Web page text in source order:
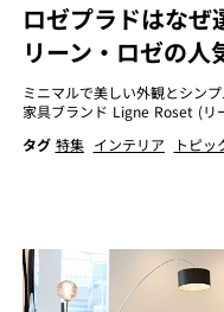
ロゼプラドはなぜ
リーン・ロゼの
ミニマルで美しい外観とシン
家具ブランド Ligne Roset (リ
タグ 特集 インテリア
トピッ